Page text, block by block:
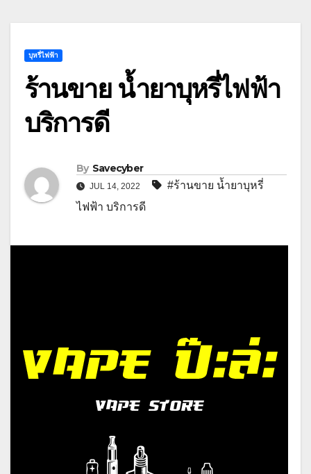
บุหรี่ไฟฟ้า
ร้านขาย น้ำยาบุหรี่ไฟฟ้า
บริการดี
By Savecyber
JUL 14, 2022
#ร้านขาย น้ำยาบุหรี่
ไฟฟ้า บริการดี